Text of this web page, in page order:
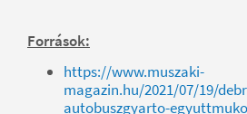
Források:
https://www.muszaki-
magazin.hu/2021/07/19/
autobuszgyarto-